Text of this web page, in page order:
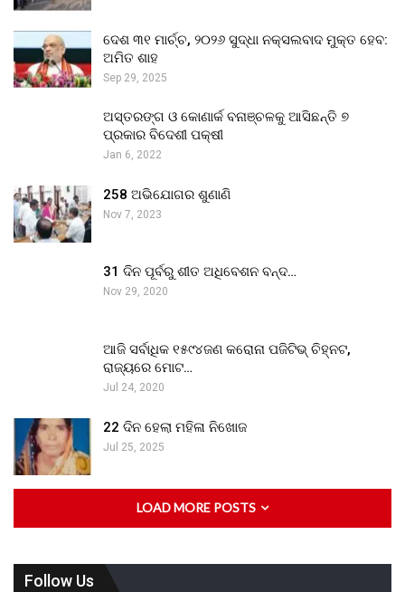
ଦେଶ ୩୧ ମାର୍ଚ୍ଚ, ୨୦୨୬ ସୁଦ୍ଧା ନକ୍ସଲବାଦ ମୁକ୍ତ ହେବ:
ଅମିତ ଶାହ
Sep 29, 2025
ଅସ୍ତରଙ୍ଗ ଓ କୋଣାର୍କ ବନାଞ୍ଚଳକୁ ଆସିଛନ୍ତି ୭
ପ୍ରକାର ବିଦେଶୀ ପକ୍ଷୀ
Jan 6, 2022
258 ଅଭିଯୋଗର ଶୁଣାଣି
Nov 7, 2023
31 ଦିନ ପୂର୍ବରୁ ଶୀତ ଅଧିବେଶନ ବନ୍ଦ…
Nov 29, 2020
ଆଜି ସର୍ବାଧିକ ୧୫୯୪ଜଣ କରୋନା ପଜିଟିଭ୍ ଚିହ୍ନଟ,
ରାଜ୍ୟରେ ମୋଟ…
Jul 24, 2020
22 ଦିନ ହେଲା ମହିଳା ନିଖୋଜ
Jul 25, 2025
LOAD MORE POSTS
Follow Us